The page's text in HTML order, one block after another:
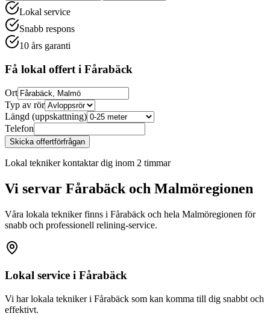
Lokal service
Snabb respons
10 års garanti
Få lokal offert i Fårabäck
Ort
Typ av rör
Längd (uppskattning)
Telefon
Skicka offertförfrågan
Lokal tekniker kontaktar dig inom 2 timmar
Vi servar Fårabäck och Malmöregionen
Våra lokala tekniker finns i Fårabäck och hela Malmöregionen för
snabb och professionell relining-service.
Lokal service i Fårabäck
Vi har lokala tekniker i Fårabäck som kan komma till dig snabbt och
effektivt.